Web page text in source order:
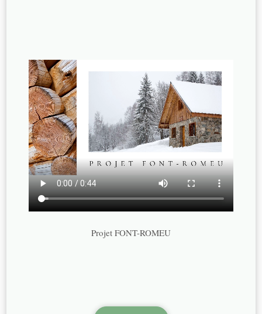
Projet FONT-ROMEU